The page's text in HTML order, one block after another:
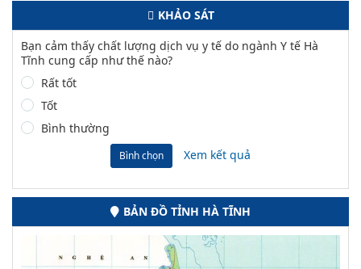
KHẢO SÁT
Bạn cảm thấy chất lượng dịch vụ y tế do ngành Y tế Hà
Tĩnh cung cấp như thế nào?
Rất tốt
Tốt
Bình thường
Bình chọn Xem kết quả
BẢN ĐỒ TỈNH HÀ TĨNH